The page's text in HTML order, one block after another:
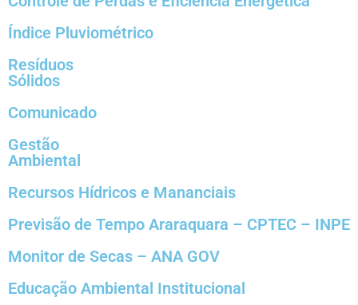
Índice Pluviométrico
Resíduos
Sólidos
Comunicado
Gestão
Ambiental
Recursos Hídricos e Mananciais
Previsão de Tempo Araraquara – CPTEC – INPE
Monitor de Secas – ANA GOV
Educação Ambiental Institucional